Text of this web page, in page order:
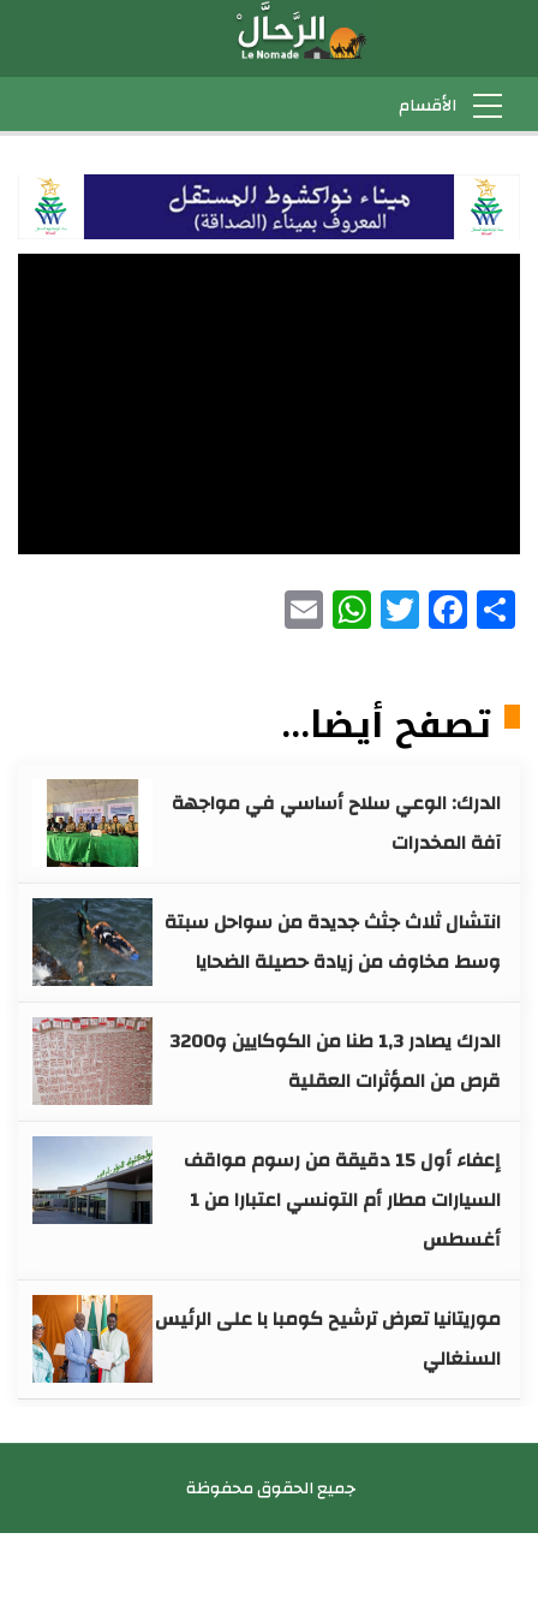
يوثق استيلاء جنود
Twitter
WhatsApp
Email
سلاح أساسي في مواجهة
جثث جديدة من سواحل سبتة
زيادة حصيلة الضحايا
الدرك يصادر 1,3 طنا من الكوكايين و3200
العقلية
إعفاء أول 15 دقيقة من رسوم مواقف
السيارات مطار أم التونسي اعتبارا من 1
ترشيح كومبا با على الرئيس
جميع الحقوق محفوظة